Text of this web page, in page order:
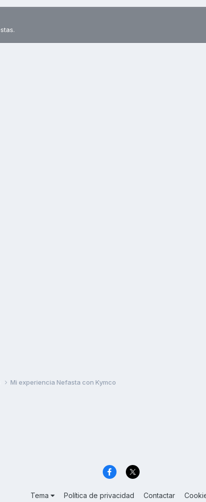
Mi experiencia Nefasta con Kymco
Tema Política de privacidad Contactar